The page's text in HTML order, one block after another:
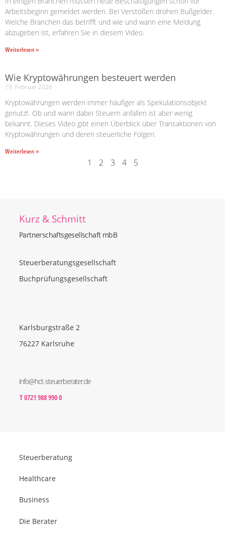
Arbeitsbeginn gemeldet werden. Bei Verstößen drohen Bußgelder.
Welche Branchen das betrifft und wie und wann eine Meldung
abzugeben ist, erfahren Sie in diesem Video.
Weiterlesen »
Wie Kryptowährungen besteuert werden
19. Februar 2026
Kryptowährungen werden immer häufiger als Spekulationsobjekt
genutzt. Ob und wann dabei Steuern anfallen ist aber wenig
bekannt. Dieses Video gibt einen Überblick über Transaktionen von
Kryptowährungen und deren steuerliche Folgen.
Weiterlesen »
1 2 3 4 5
Kurz & Schmitt
Partnerschaftsgesellschaft mbB
Steuerberatungsgesellschaft
Buchprüfungsgesellschaft
Karlsburgstraße 2
76227 Karlsruhe
info@hct-steuerberater.de
T 0721 988 990 0
Steuerberatung
Healthcare
Business
Die Berater